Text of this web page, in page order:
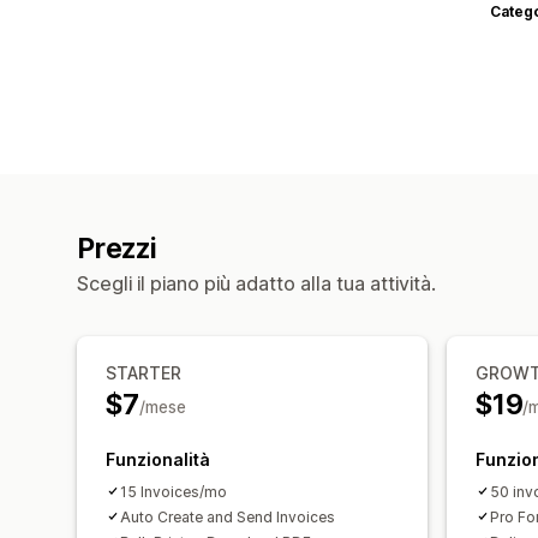
Prezzi
Scegli il piano più adatto alla tua attività.
STARTER
$7/mese
Funzionalità
15 Invoices/mo
Auto Create and Send Invoices
$19/
50
Pro